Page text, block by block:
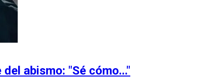
abismo: "Sé cómo..."